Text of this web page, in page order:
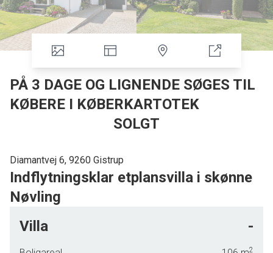
PÅ 3 DAGE OG LIGNENDE SØGES TIL
KØBERE I KØBERKARTOTEK
SOLGT
Diamantvej 6, 9260 Gistrup
Indflytningsklar etplansvilla i skønne
Nøvling
villa, der venter på at blive jeres nye hjem. Huset er et godt
Villa -
2